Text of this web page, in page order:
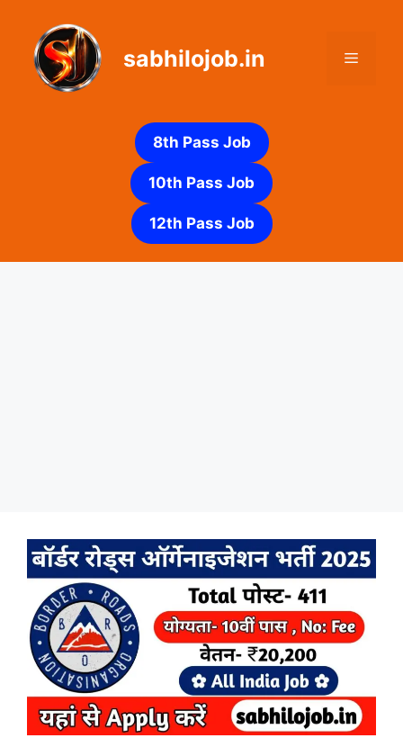
content
sabhilojob.in Menu
8th Pass Job
10th Pass Job
12th Pass Job